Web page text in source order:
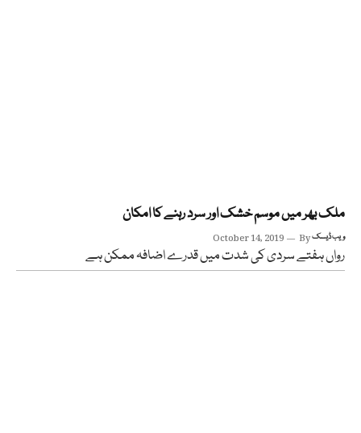
ملک بھر میں موسم خشک اور سرد رہنے کا امکان
October 14, 2019 Byویب ڈیسک
رواں ہفتے سردی کی شدت میں قدرے اضافہ ممکن ہے